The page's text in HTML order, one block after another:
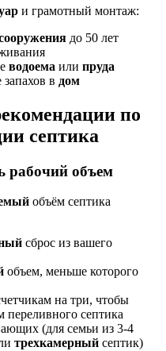
и грамотный монтаж:
до 50 лет
водоема или пруда
в дом
по
септика
рабочий объем
объём септика
сброс из вашего
объем, меньше которого
на три, чтобы
переливного септика
(для семьи из 3-4
трехкамерный септик)